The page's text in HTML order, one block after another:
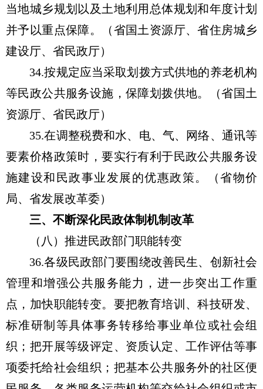
当地城乡规划以及土地利用总体规划和年度计划
并予以重点保障。（省国土资源厅、省住房城乡
建设厅、省民政厅）
34.按规定应当采取划拨方式供地的养老机构
等民政公共服务设施，保障划拨供地。（省国土
资源厅、省民政厅）
35.在调整税费和水、电、气、网络、通讯等
要素价格政策时，要实行有利于民政公共服务设
施建设和民政事业发展的优惠政策。（省物价
局、省发展改革委）
三、不断深化民政体制机制改革
（八）推进民政部门职能转变
36.各级民政部门要围绕改善民生、创新社会
管理和增强公共服务能力，进一步突出工作重
点，加快职能转变。要把教育培训、科技研发、
标准研制等具体事务转移给事业单位或社会组
织；把开展等级评定、资质认定、工作评估等事
项委托给社会组织；把基本公共服务外的社区便